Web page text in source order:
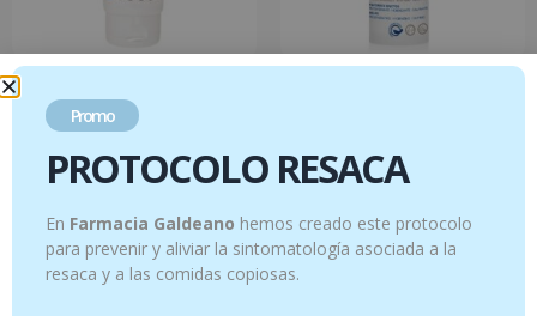
CREMA CORPORAL DE ACEITE
OZONIZADO 200 ml
Promo
PROTOCOLO RESACA
En Farmacia Galdeano hemos creado este protocolo
para prevenir y aliviar la sintomatología asociada a la
resaca y a las comidas copiosas.